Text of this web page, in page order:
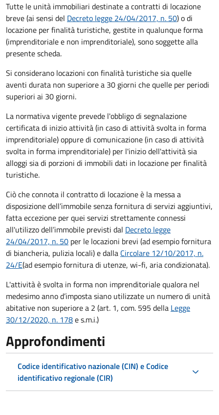
Tutte le unità immobiliari destinate a contratti di locazione
breve (ai sensi del Decreto legge 24/04/2017, n. 50) o di
locazione per finalità turistiche, gestite in qualunque forma
(imprenditoriale e non imprenditoriale), sono soggette alla
presente scheda.
Si considerano locazioni con finalità turistiche sia quelle
aventi durata non superiore a 30 giorni che quelle per periodi
superiori ai 30 giorni.
La normativa vigente prevede l'obbligo di segnalazione
certificata di inizio attività (in caso di attività svolta in forma
imprenditoriale) oppure di comunicazione (in caso di attività
svolta in forma imprenditoriale) per l'inizio dell'attività sia
alloggi sia di porzioni di immobili dati in locazione per finalità
turistiche.
Ciò che connota il contratto di locazione è la messa a
disposizione dell’immobile senza fornitura di servizi aggiuntivi,
fatta eccezione per quei servizi strettamente connessi
all'utilizzo dell’immobile previsti dal Decreto legge
24/04/2017, n. 50 per le locazioni brevi (ad esempio fornitura
di biancheria, pulizia locali) e dalla Circolare 12/10/2017, n.
24/E(ad esempio fornitura di utenze, wi-fi, aria condizionata).
L'attività è svolta in forma non imprenditoriale qualora nel
medesimo anno d’imposta siano utilizzate un numero di unità
abitative non superiore a 2 (art. 1, com. 595 della Legge
30/12/2020, n. 178e s.m.i.)
Approfondimenti
Codice identificativo nazionale (CIN) e Codice
identificativo regionale (CIR)